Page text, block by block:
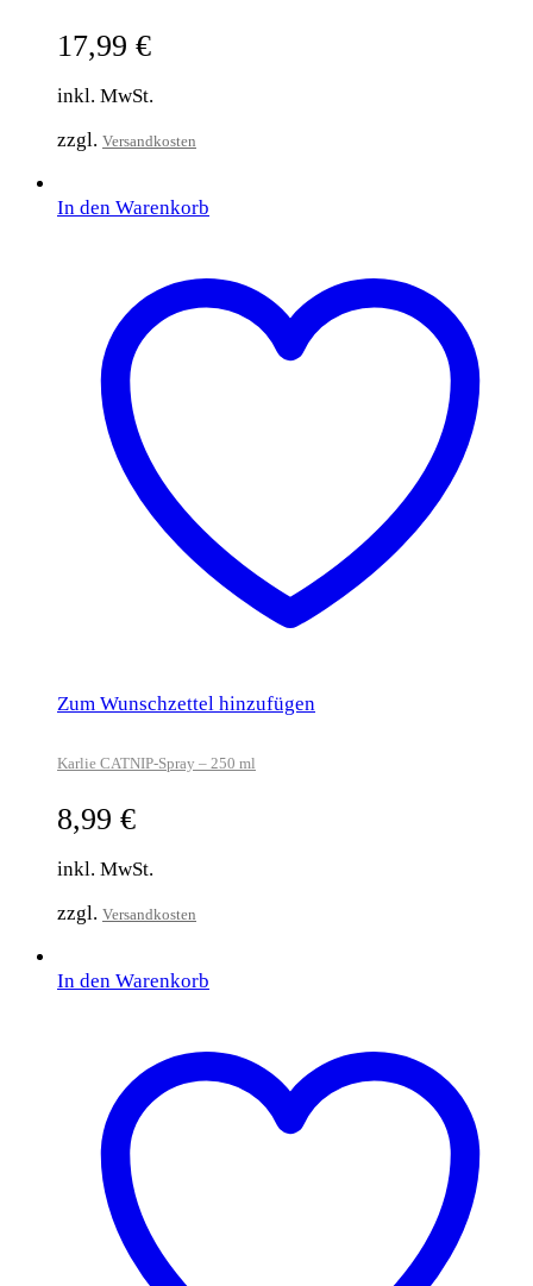
17,99 €
inkl. MwSt.
zzgl. Versandkosten
In den Warenkorb
Zum Wunschzettel hinzufügen
Karlie CATNIP-Spray – 250 ml
8,99 €
inkl. MwSt.
zzgl. Versandkosten
In den Warenkorb